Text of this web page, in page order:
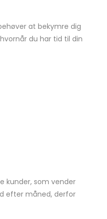
at bekymre dig
du har tid til din
kunder, som vender
efter måned, derfor